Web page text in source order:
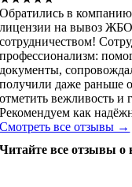
Обратились в
лицензии на вывоз
сотрудничеством!
профессионализм:
документы,
получили даже раньше
отметить вежливость и
Рекомендуем как
Смотреть все отзывы →
Читайте все отзывы о